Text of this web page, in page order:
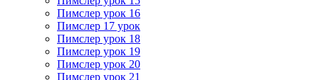
Пимслер урок 16
Пимслер 17 урок
Пимслер урок 18
Пимслер урок 19
Пимслер урок 20
Пимслер урок 21